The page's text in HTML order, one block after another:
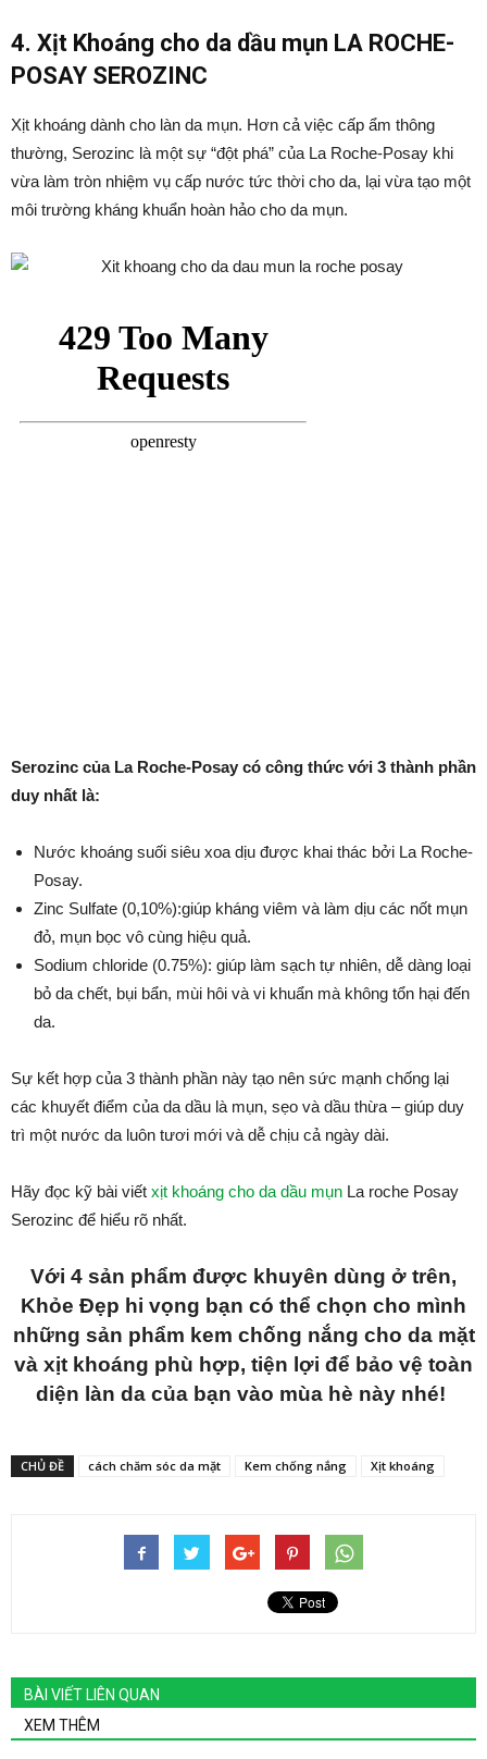
4. Xịt Khoáng cho da dầu mụn LA ROCHE-
POSAY SEROZINC
Xịt khoáng dành cho làn da mụn. Hơn cả việc cấp ẩm thông
thường, Serozinc là một sự “đột phá” của La Roche-Posay khi
vừa làm tròn nhiệm vụ cấp nước tức thời cho da, lại vừa tạo một
môi trường kháng khuẩn hoàn hảo cho da mụn.
Serozinc của La Roche-Posay có công thức với 3 thành phần
duy nhất là:
Nước khoáng suối siêu xoa dịu được khai thác bởi La Roche-
Posay.
Zinc Sulfate (0,10%):giúp kháng viêm và làm dịu các nốt mụn
đỏ, mụn bọc vô cùng hiệu quả.
Sodium chloride (0.75%): giúp làm sạch tự nhiên, dễ dàng loại
bỏ da chết, bụi bẩn, mùi hôi và vi khuẩn mà không tổn hại đến
da.
Sự kết hợp của 3 thành phần này tạo nên sức mạnh chống lại
các khuyết điểm của da dầu là mụn, sẹo và dầu thừa – giúp duy
trì một nước da luôn tươi mới và dễ chịu cả ngày dài.
Hãy đọc kỹ bài viết xịt khoáng cho da dầu mụn La roche Posay
Serozinc để hiểu rõ nhất.
Với 4 sản phẩm được khuyên dùng ở trên,
Khỏe Đẹp hi vọng bạn có thể chọn cho mình
những sản phẩm kem chống nắng cho da mặt
và xịt khoáng phù hợp, tiện lợi để bảo vệ toàn
diện làn da của bạn vào mùa hè này nhé!
CHỦ ĐỀ cách chăm sóc da mặt Kem chống nắng Xịt khoáng
BÀI VIẾT LIÊN QUAN
XEM THÊM